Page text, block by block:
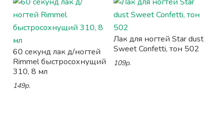
60 секунд лак д/ногтей
Rimmel быстросохнущий
310, 8 мл
149р.
Лак для ногтей Star dust
Sweet Confetti, тон 502
109р.